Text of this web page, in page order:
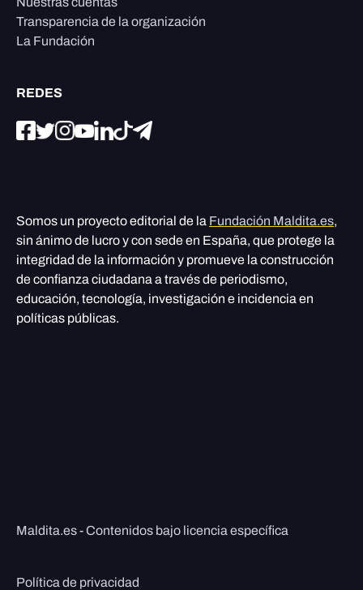
Transparencia de la organización
La Fundación
REDES
Somos un proyecto editorial de la Fundación Maldita.es,
sin ánimo de lucro y con sede en España, que protege la
integridad de la información y promueve la construcción
de confianza ciudadana a través de periodismo,
educación, tecnología, investigación e incidencia en
políticas públicas.
Maldita.es - Contenidos bajo licencia específica
Política de privacidad